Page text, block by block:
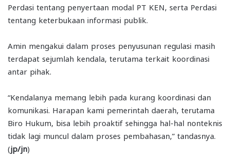
Perdasi tentang penyertaan modal PT KEN, serta Perdasi
tentang keterbukaan informasi publik.
Amin mengakui dalam proses penyusunan regulasi masih
terdapat sejumlah kendala, terutama terkait koordinasi
antar pihak.
“Kendalanya memang lebih pada kurang koordinasi dan
komunikasi. Harapan kami pemerintah daerah, terutama
Biro Hukum, bisa lebih proaktif sehingga hal-hal nonteknis
tidak lagi muncul dalam proses pembahasan,” tandasnya.
(jp/jn)